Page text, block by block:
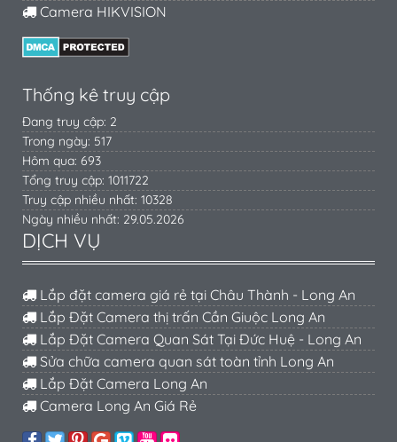
Camera HIKVISION
Thống kê truy cập
Đang truy cập: 2
Trong ngày: 517
Hôm qua: 693
Tổng truy cập: 1011722
Truy cập nhiều nhất: 10328
Ngày nhiều nhất: 29.05.2026
DỊCH VỤ
Lắp đặt camera giá rẻ tại Châu Thành - Long An
Lắp Đặt Camera thị trấn Cần Giuộc Long An
Lắp Đặt Camera Quan Sát Tại Đức Huệ - Long An
Sửa chữa camera quan sát toàn tỉnh Long An
Lắp Đặt Camera Long An
Camera Long An Giá Rẻ